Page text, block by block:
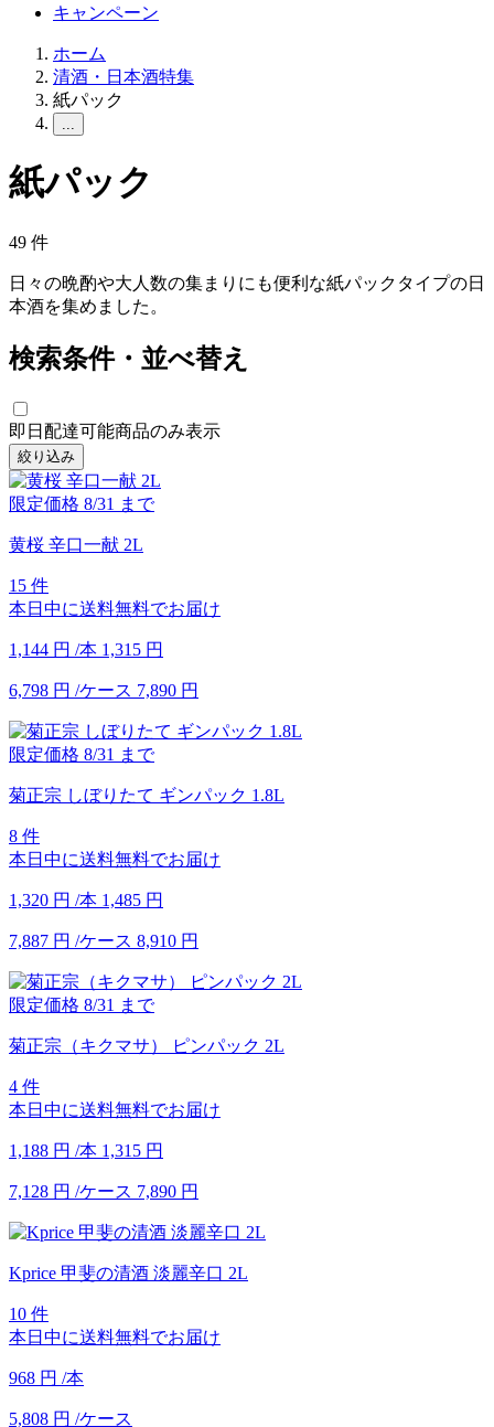
キャンペーン
ホーム
清酒・日本酒特集
紙パック
...
紙パック
49 件
日々の晩酌や大人数の集まりにも便利な紙パックタイプの日
本酒を集めました。
検索条件・並べ替え
即日配達可能商品のみ表示
絞り込み
限定価格 8/31 まで
黄桜 辛口一献 2L
15 件
本日中に送料無料でお届け
1,144 円 /本 1,315 円
6,798 円 /ケース 7,890 円
限定価格 8/31 まで
菊正宗 しぼりたて ギンパック 1.8L
8 件
本日中に送料無料でお届け
1,320 円 /本 1,485 円
7,887 円 /ケース 8,910 円
限定価格 8/31 まで
菊正宗（キクマサ） ピンパック 2L
4 件
本日中に送料無料でお届け
1,188 円 /本 1,315 円
7,128 円 /ケース 7,890 円
Kprice 甲斐の清酒 淡麗辛口 2L
10 件
本日中に送料無料でお届け
968 円 /本
5,808 円 /ケース